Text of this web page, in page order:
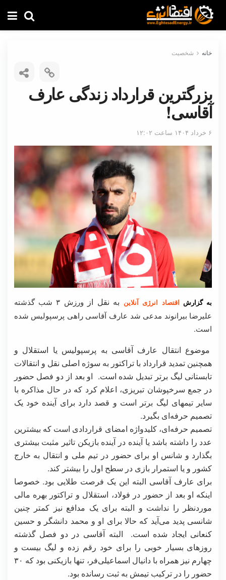
خانه شخصیت
بزرگترین قرارداد زندگی عارف
آقاسی!
۶ خرداد ۱۴۰۴ ساعت ۱۲:۰۲
به گزارش اقتصاد انرژی آنلاین به نقل از ورزش ۳
شب گذشته
علیرضا بیرانوند مدعی شد عارف آقاسی راهی پرسپولیس شده
است.
موضوع انتقال عارف آقاسی به پرسپولیس یا استقلال و
همچنین تمدید قرارداد با تراکتور به سوژه اصلی نقل و انتقالات
تابستانی لیگ برتر تبدیل شده است. او بعد از دو فصل حضور
در جمع سرخپوشان تبریزی، اعلام کرد که در حال مذاکره با
سایر تیمهای لیگ برتر است و قصد دارد برای آینده خود یک
تصمیم حرفه‌ای بگیرد.
تصمیم حرفه‌ای، کلیدواژه امضای قراردادی است که بیشترین
عدد را داشته باشد یا آینده در آینده بازیکن تاثیر مثبت بیشتری
بگذارد و شانس او برای حضور در تیم ملی و انتقال به خارج
کشور و یا استمرار بازی در سطح اول را بیشتر کند.
برای عارف آقاسی البته این یک فرصت طلایی بود. خصوصا
اینکه او بعد از حضور در فولاد، استقلال و تراکتور بهره مالی
موردنظر را نداشت و البته برای یک مدافع نیز کمتر چنین
شانسی پدید می‌آید که حالا برای او و محمد دانشگر و حسین
کنعانی ایجاد شده است. البته آقاسی در دو فصل گذشته
روزهای بسیار خوبی را برای خود رقم زده و لیگ بیست و
چهارم نیز همراه با دانیال اسماعیلی‌فر، تنها بازیکنی بود که ۳۰
حضور را در ترکیب تیمش به ثبت رسانده بود.